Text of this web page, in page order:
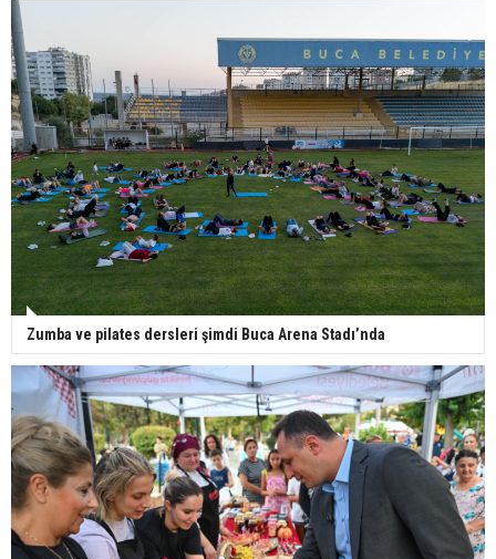
Zumba ve pilates dersleri şimdi Buca Arena Stadı’nda